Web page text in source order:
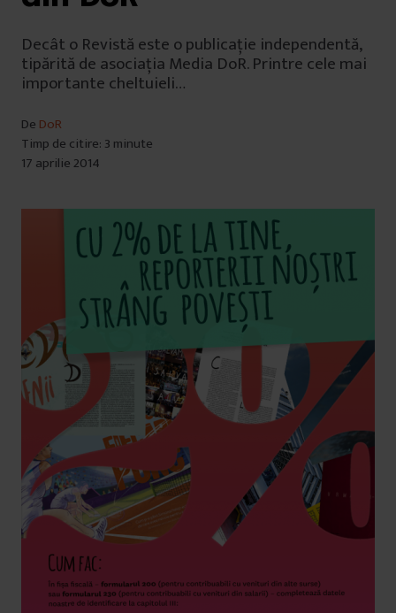
Decât o Revistă este o publicație independentă,
tipărită de asociația Media DoR. Printre cele mai
importante cheltuieli…
De DoR
Timp de citire: 3 minute
17 aprilie 2014